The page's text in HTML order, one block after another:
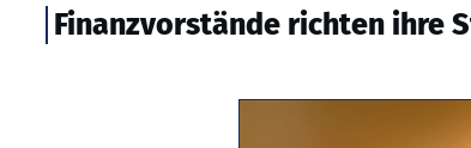
Finanzvorstände richten ihre